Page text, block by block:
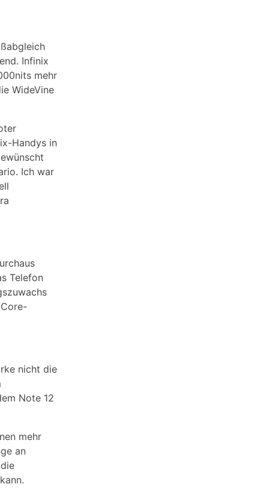
Infinix
mehr
WideVine
Handys in
Ich war
Telefon
nicht die
Note 12
mehr
an